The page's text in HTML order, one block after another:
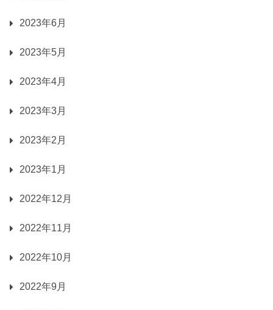
2023年6月
2023年5月
2023年4月
2023年3月
2023年2月
2023年1月
2022年12月
2022年11月
2022年10月
2022年9月